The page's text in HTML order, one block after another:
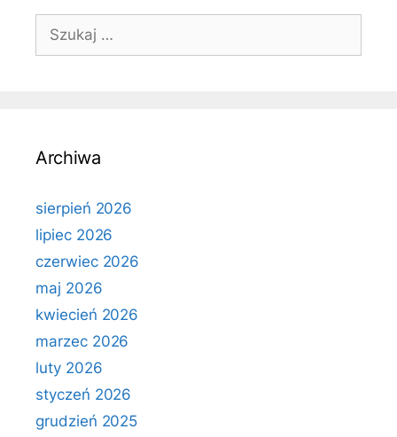
Szukaj:
Archiwa
sierpień 2026
lipiec 2026
czerwiec 2026
maj 2026
kwiecień 2026
marzec 2026
luty 2026
styczeń 2026
grudzień 2025